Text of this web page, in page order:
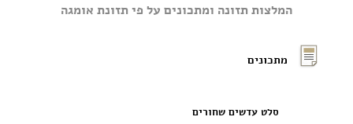
המלצות תזונה ומתכונים על פי תזונת אומגה
מתכונים
סלט עדשים שחורים